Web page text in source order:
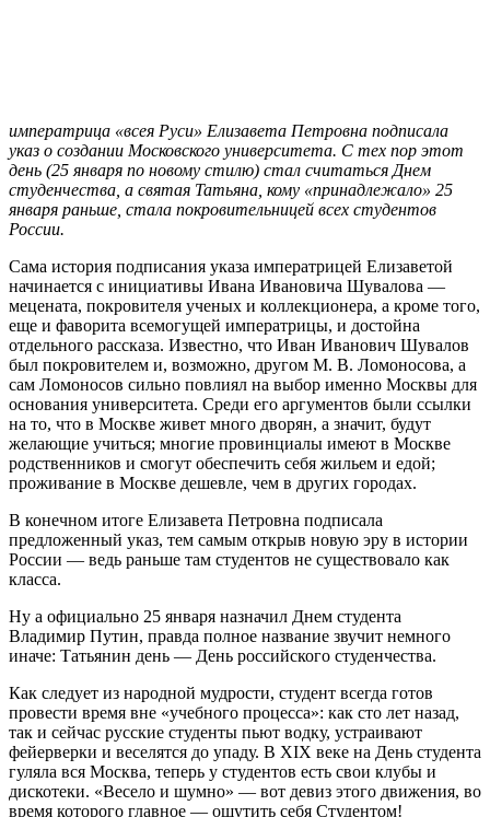
императрица «всея Руси» Елизавета Петровна подписала
указ о создании Московского университета. С тех пор этот
день (25 января по новому стилю) стал считаться Днем
студенчества, а святая Татьяна, кому «принадлежало» 25
января раньше, стала покровительницей всех студентов
России.
Сама история подписания указа императрицей Елизаветой
начинается с инициативы Ивана Ивановича Шувалова —
мецената, покровителя ученых и коллекционера, а кроме того,
еще и фаворита всемогущей императрицы, и достойна
отдельного рассказа. Известно, что Иван Иванович Шувалов
был покровителем и, возможно, другом М. В. Ломоносова, а
сам Ломоносов сильно повлиял на выбор именно Москвы для
основания университета. Среди его аргументов были ссылки
на то, что в Москве живет много дворян, а значит, будут
желающие учиться; многие провинциалы имеют в Москве
родственников и смогут обеспечить себя жильем и едой;
проживание в Москве дешевле, чем в других городах.
В конечном итоге Елизавета Петровна подписала
предложенный указ, тем самым открыв новую эру в истории
России — ведь раньше там студентов не существовало как
класса.
Ну а официально 25 января назначил Днем студента
Владимир Путин, правда полное название звучит немного
иначе: Татьянин день — День российского студенчества.
Как следует из народной мудрости, студент всегда готов
провести время вне «учебного процесса»: как сто лет назад,
так и сейчас русские студенты пьют водку, устраивают
фейерверки и веселятся до упаду. В XIX веке на День студента
гуляла вся Москва, теперь у студентов есть свои клубы и
дискотеки. «Весело и шумно» — вот девиз этого движения, во
время которого главное — ощутить себя Студентом!